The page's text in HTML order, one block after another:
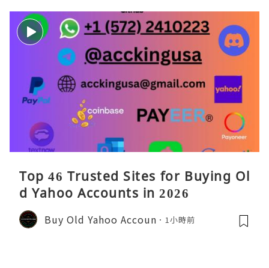
Top 46 Trusted Sites for Buying Ol
d Yahoo Accounts in 2026
Buy Old Yahoo Accoun 1小時前